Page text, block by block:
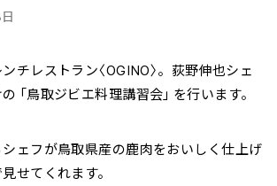
チレストラン〈OGINO〉。荻野伸也シェ
「鳥取ジビエ料理講習会」を行います。
ェフが鳥取県産の鹿肉をおいしく仕上げ
せてくれます。